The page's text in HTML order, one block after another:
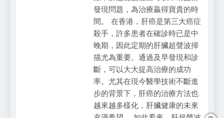
發現問題，為治療贏得寶貴的時
間。 在香港，肝癌是第三大癌症
殺手，許多患者在確診時已是中
晚期，因此定期的肝臟超聲波掃
描尤為重要。通過及早發現和診
斷，可以大大提高治療的成功
率。尤其在現今醫學技術不斷進
步的背景下，肝癌的治療方法也
越來越多樣化，肝臟健康的未來